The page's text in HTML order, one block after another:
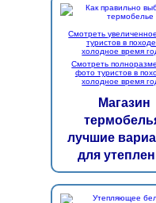
Смотреть
туристов в
холодное время
Смотреть
фото туристов в
холодное время
Магазин
лучшие
для